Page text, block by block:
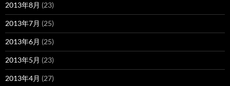
2013年8月 (23)
2013年7月 (25)
2013年6月 (25)
2013年5月 (23)
2013年4月 (27)